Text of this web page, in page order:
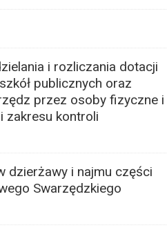
i rozliczania dotacji
publicznych oraz
przez osoby fizyczne i
zakresu kontroli
dzierżawy i najmu części
Swarzędzkiego